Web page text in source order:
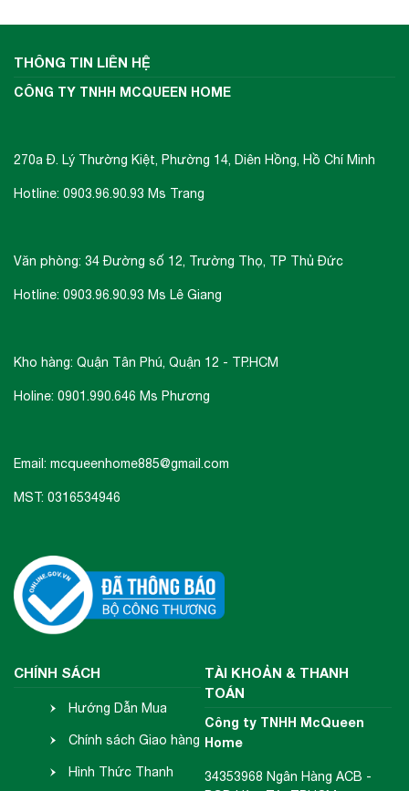
THÔNG TIN LIÊN HỆ
CÔNG TY TNHH MCQUEEN HOME
270a Đ. Lý Thường Kiệt, Phường 14, Diên Hồng, Hồ Chí Minh
Hotline: 0903.96.90.93 Ms Trang
Văn phòng: 34 Đường số 12, Trường Thọ, TP Thủ Đức
Hotline: 0903.96.90.93 Ms Lê Giang
Kho hàng: Quận Tân Phú, Quận 12 - TP.HCM
Holine: 0901.990.646 Ms Phương
Email: mcqueenhome885@gmail.com
MST: 0316534946
CHÍNH SÁCH
Hướng Dẫn Mua
Hàng
Chính sách Giao hàng
- Nhận hàng
Hình Thức Thanh
TÀI KHOẢN & THANH
TOÁN
Công ty TNHH McQueen
Home
34353968 Ngân Hàng ACB -